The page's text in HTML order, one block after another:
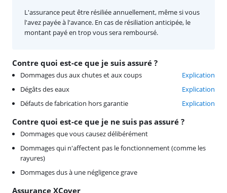
Contre quoi est-ce que je suis assuré ?
Dommages dus aux chutes et aux coups
Explication
Dégâts des eaux
Explication
Défauts de fabrication hors garantie
Explication
Contre quoi est-ce que je ne suis pas assuré ?
Dommages que vous causez délibérément
Dommages qui n'affectent pas le fonctionnement (comme les
rayures)
Dommages dus à une négligence grave
Assurance XCover
L'assurance peut être résiliée annuellement, même si vous
l'avez payée à l'avance. En cas de résiliation anticipée, le
montant payé en trop vous sera remboursé.